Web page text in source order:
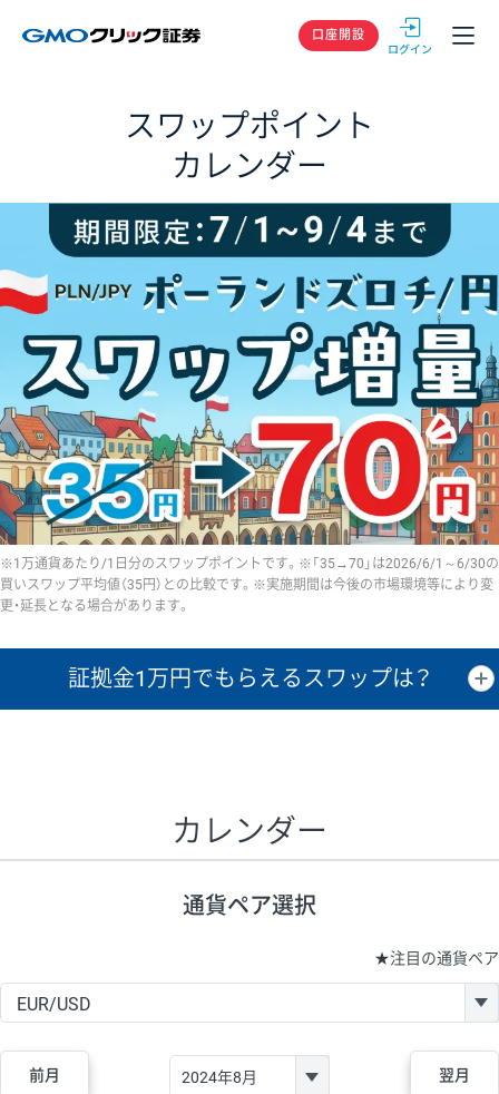
GMOクリック
口座開設
スワップポイント
カレンダー
※1万通貨あたり/1日分のスワップポイントです。※「35→70」は2026/6/1～6/30の
買いスワップ平均値（35円）との比較です。※実施期間は今後の市場環境等により変
更・延長となる場合があります。
証拠金1万円でもらえるスワップは？
1万通貨
昇順 降順
23.6円
EUR/JPY 75円 74,270円 10円
GBP/JPY 170円 86,230円 19.7円
AUD/JPY 23.5円
カレンダー
通貨ペア選択
★注目の通貨ペア
前月 翌月